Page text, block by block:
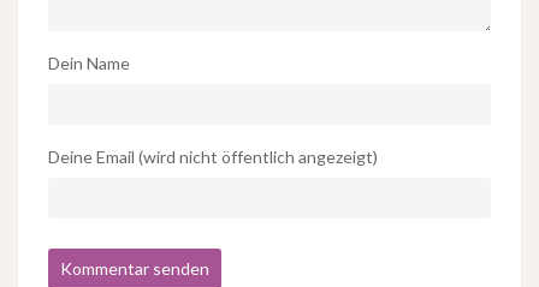
Dein Name
Deine Email (wird nicht öffentlich angezeigt)